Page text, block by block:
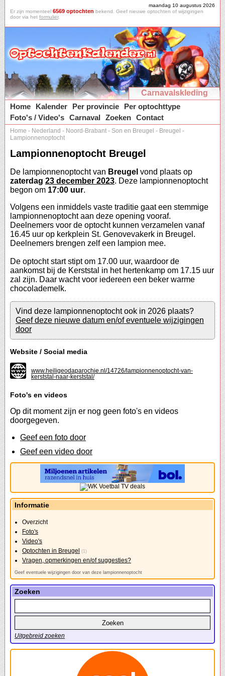
maandag 10 augustus 2026
Er zijn momenteel 6569 optochten bekend. Geef nieuwe optochten of wijzigingen
door via het formulier.
Carnavalskleding
Home
Kalender Per provincie
Per optochttype
Foto's / Video's Carnaval Zoeken Contact
Home - Nederland - Noord-Brabant - Son en Breugel - Breugel -
Lampionnenoptocht
Lampionnenoptocht Breugel
De lampionnenoptocht van Breugel vond plaats op
zaterdag 23 december 2023. Deze lampionnenoptocht
begon om 17:00 uur.
Volgens een inmiddels vaste traditie gaat een stemmige
lampionnenoptocht aan deze opening vooraf.
Deelnemers voor de optocht kunnen verzamelen vanaf
16.45 uur op kerkplein St. Genovevakerk in Breugel.
Deelnemers brengen zelf een lampion mee.
De optocht start stipt om 17.00 uur, waardoor de
aankomst bij de Kerststal in het hertenkamp om 17.15 uur
zal zijn. Daar wacht voor iedereen een beker warme
chocolademelk.
Vind deze lampionnenoptocht ook in 2026 plaats?
Geef deze nieuwe datum en/of eventuele wijzigingen
door
Website / Social media
www.heiligeodaparochie.nl/14726/lampionnenoptocht-van-
kerststal-naar-kerststal/
Foto's en videos
Op dit moment zijn er nog geen foto's en videos
doorgegeven.
Geef een foto door
Geef een video door
Informatie
Overzicht
Foto's
Video's
Optochten in Breugel
(1)
Vragen, opmerkingen en/of suggesties?
Geef eventuele wijzigingen door van deze lampionnenoptocht
Zoeken
Uitgebreid zoeken